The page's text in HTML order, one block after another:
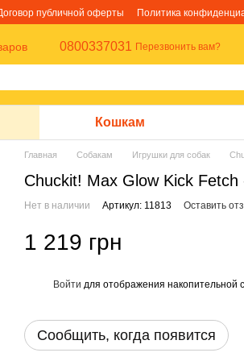
публичной оферты Политика
0800337031 Перезвонить вам?
Кошкам
Главная Собакам Игрушки для собак
Chuckit! Max Glow Kick
Нет в наличии Артикул: 11813 Оставить
1 219 грн
Войти для отображения накопительной
Сообщить, когда появится